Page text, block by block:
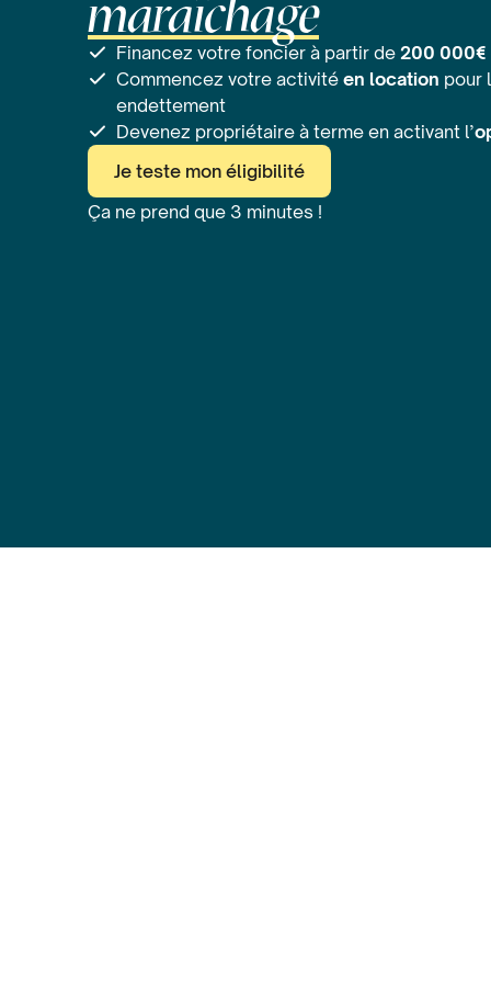
maraîchage
Financez votre foncier à partir de200 000€
Commencez votre activitéen location pour
endettement
Devenez propriétaire à terme en activant l’
Je teste mon éligibilité
Ça ne prend que 3 minutes !